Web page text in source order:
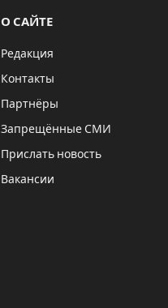
О САЙТЕ
Редакция
Контакты
Партнёры
Запрещённые СМИ
Прислать новость
Вакансии